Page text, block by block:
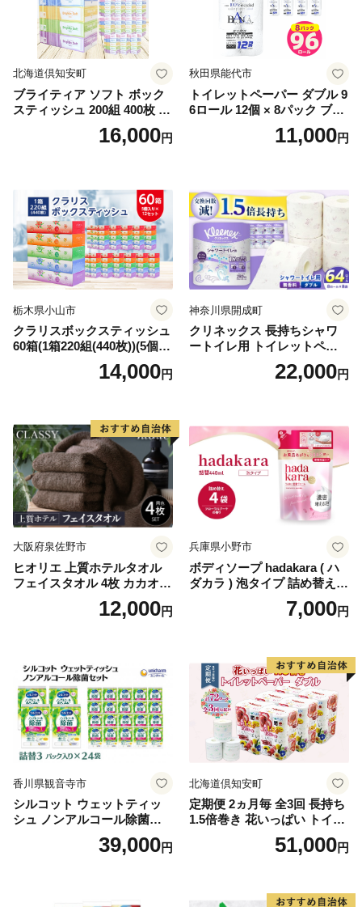
北海道倶知安町
ブライティア ソフト ボック
スティッシュ 200組 400枚 60
箱 日本製 まとめ買い ティッ
シュ リサイクル 長持 防災 常
倶知安町 日用品
16,000円
秋田県能代市
トイレットペーパー ダブル 9
6ロール 12個 × 8パック ブラ
ンカ 再生紙 100％ 芯あり 日
用品 消耗品 無香料 生活用品
11,000円
栃木県小山市
クラリスボックスティッシュ
60箱(1箱220組(440枚))(5個入
り×12セット)【1256759】
14,000円
神奈川県開成町
クリネックス 長持ちシャワ
ートイレ用 トイレットペー
パー（ダブル）64ロール(8ロ
ール×8パック) 開成町 トイレ
蓄 防災 エコ 消耗品 生活雑貨
生活用品 無香料 トイレット
ペーパー ダブル といれっと
ぺーぱー トイレ クレシア ト
イレットペーパー [BDBH002
-1]
22,000円
大阪府泉佐野市
ヒオリエ 上質ホテルタオル
フェイスタオル 4枚 カカオ
【タオル 泉州タオル 吸水 普
段使い 無地 シンプル 日用品
12,000円
兵庫県小野市
ボディソープ hadakara ( ハ
ダカラ ) 泡タイプ 詰め替え 4
40ml×4袋 ボディーソープ 泡
ボディソープ 泡 日用品 消耗
泡石鹸 石鹸 兵庫 兵庫県 小野
7,000円
香川県観音寺市
シルコット ウェットティッ
シュ ノンアルコール除菌詰
替（43枚×3P）×24袋 日用品
おもちゃ 拭き取り 手拭き 外
39,000円
北海道倶知安町
定期便 2ヵ月毎 全3回 長持ち
1.5倍巻き 花いっぱい トイレ
ットペーパー ダブル 45ｍ 計
72ロール 全18種 花柄 プリン
ー 消耗品 備蓄 送料無料 北海
51,000円